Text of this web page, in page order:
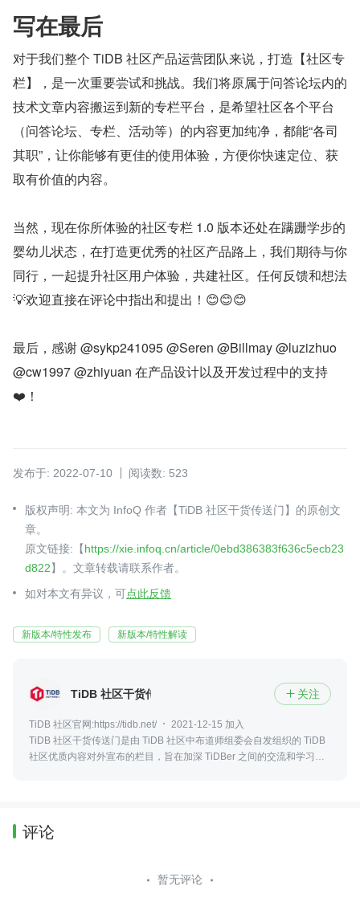
写在最后
对于我们整个 TiDB 社区产品运营团队来说，打造【社区专
栏】，是一次重要尝试和挑战。我们将原属于问答论坛内的
技术文章内容搬运到新的专栏平台，是希望社区各个平台
（问答论坛、专栏、活动等）的内容更加纯净，都能“各司
其职”，让你能够有更佳的使用体验，方便你快速定位、获
取有价值的内容。
当然，现在你所体验的社区专栏 1.0 版本还处在蹒跚学步的
婴幼儿状态，在打造更优秀的社区产品路上，我们期待与你
同行，一起提升社区用户体验，共建社区。任何反馈和想法
💡欢迎直接在评论中指出和提出！😊😊😊
最后，感谢 @sykp241095 @Seren @Billmay @luzizhuo
@cw1997 @zhiyuan 在产品设计以及开发过程中的支持
❤️！
发布于: 2022-07-10 阅读数: 523
版权声明: 本文为 InfoQ 作者【TiDB 社区干货传送门】的原创文
章。
原文链接:【https://xie.infoq.cn/article/0ebd386383f636c5ecb23
d822】。文章转载请联系作者。
如对本文有异议，可点此反馈
新版本/特性发布 新版本/特性解读
TiDB 社区干货传送门  关注
TiDB 社区官网:https://tidb.net/
2021-12-15 加入
TiDB 社区干货传送门是由 TiDB 社区中布道师组委会自发组织的 TiDB
社区优质内容对外宣布的栏目，旨在加深 TiDBer 之间的交流和学习。
评论
暂无评论